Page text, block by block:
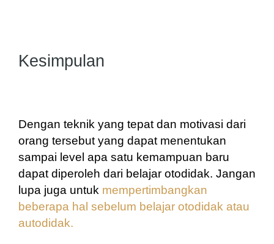
Kesimpulan
Dengan teknik yang tepat dan motivasi dari
orang tersebut yang dapat menentukan
sampai level apa satu kemampuan baru
dapat diperoleh dari belajar otodidak. Jangan
lupa juga untuk mempertimbangkan
beberapa hal sebelum belajar otodidak atau
autodidak.